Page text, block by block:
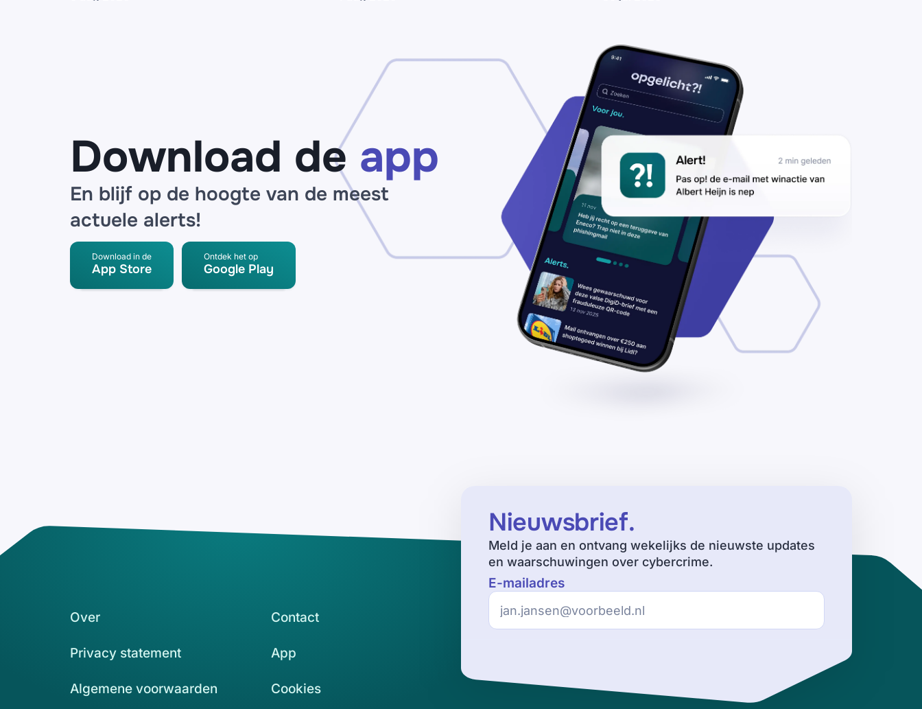
lokken
woningzoekers
nepadvertenties
Download de app
En blijf op de hoogte van de meest
actuele alerts!
Download in de
App Store
Ontdek het op
Google Play
Nieuwsbrief.
Meld je aan en ontvang wekelijks de nieuwste updates
en waarschuwingen over cybercrime.
E-mailadres
Over Contact
Privacy statement App
Algemene voorwaarden Cookies